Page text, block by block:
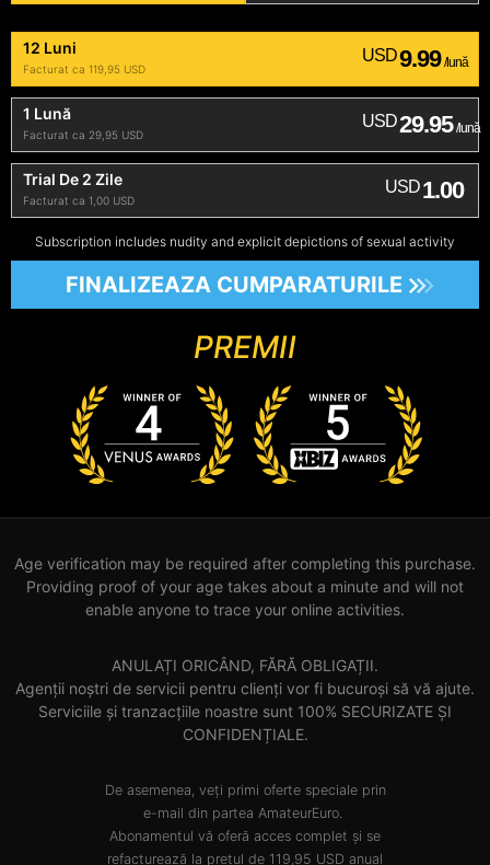
12 Luni
Facturat ca 119,95 USD
USD9.99 /lună
1 Lună
Facturat ca 29,95 USD
USD29.95 /lună
Trial De 2 Zile
Facturat ca 1,00 USD
USD1.00
Subscription includes nudity and explicit depictions of sexual activity
FINALIZEAZA CUMPARATURILE
PREMII
Age verification may be required after completing this purchase.
Providing proof of your age takes about a minute and will not
enable anyone to trace your online activities.
ANULAȚI ORICÂND, FĂRĂ OBLIGAȚII.
Agenții noștri de servicii pentru clienți vor fi bucuroși să vă ajute.
Serviciile și tranzacțiile noastre sunt 100% SECURIZATE ȘI
CONFIDENȚIALE.
De asemenea, veți primi oferte speciale prin
e-mail din partea AmateurEuro.
Abonamentul vă oferă acces complet și se
refacturează la prețul de 119,95 USD anual